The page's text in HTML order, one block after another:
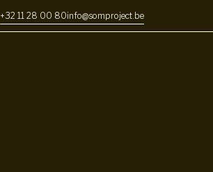
+32 11 28 00 80info@somproject.be